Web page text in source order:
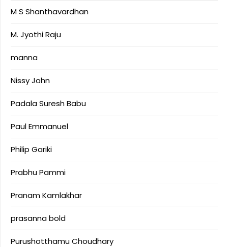
M S Shanthavardhan
M. Jyothi Raju
manna
Nissy John
Padala Suresh Babu
Paul Emmanuel
Philip Gariki
Prabhu Pammi
Pranam Kamlakhar
prasanna bold
Purushotthamu Choudhary